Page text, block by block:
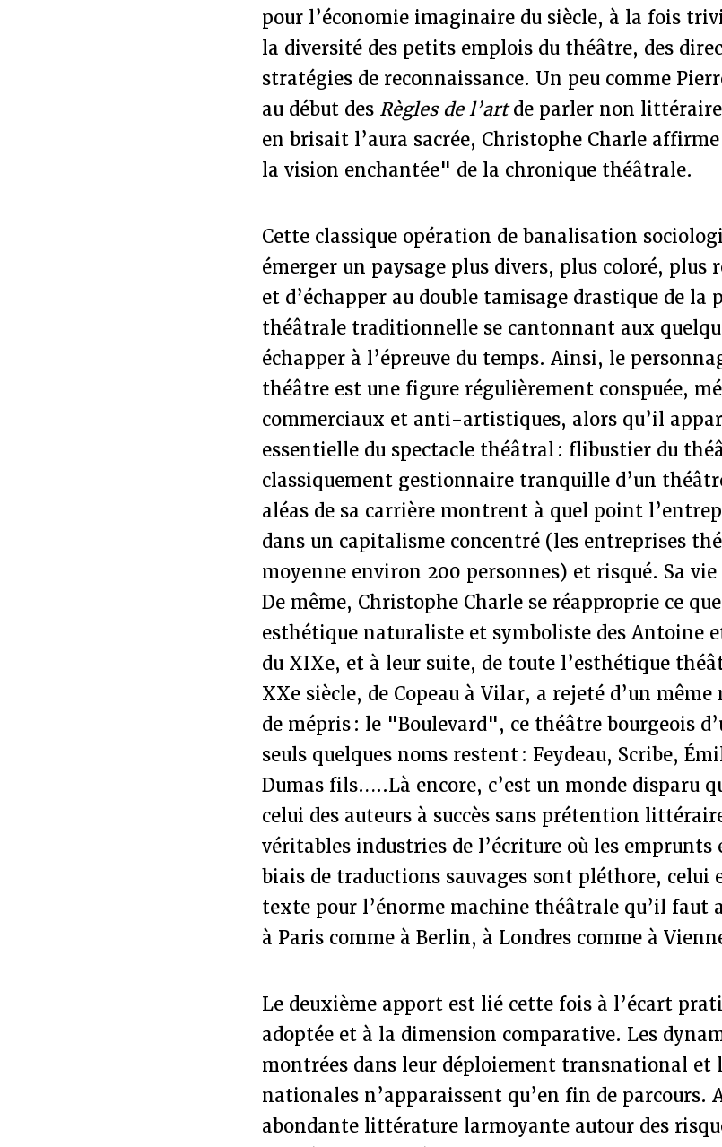
pour l’économie imaginaire du siècle, à la fois
la diversité des petits emplois du théâtre, des
stratégies de reconnaissance. Un peu comme
au début des Règles de l’artde parler non
en brisait l’aura sacrée, Christophe Charle
la vision enchantée" de la chronique théâtrale.
Cette classique opération de banalisation
émerger un paysage plus divers, plus coloré,
et d’échapper au double tamisage drastique de la
théâtrale traditionnelle se cantonnant aux
échapper à l’épreuve du temps. Ainsi, le
théâtre est une figure régulièrement conspuée,
commerciaux et anti-artistiques, alors qu’il
essentielle du spectacle théâtral : flibustier du
classiquement gestionnaire tranquille d’un
aléas de sa carrière montrent à quel point
dans un capitalisme concentré (les entreprises
moyenne environ 200 personnes) et risqué. Sa
De même, Christophe Charle se réapproprie ce
esthétique naturaliste et symboliste des Antoine
du XIXe, et à leur suite, de toute l’esthétique
XXe siècle, de Copeau à Vilar, a rejeté d’un
de mépris : le "Boulevard", ce théâtre bourgeois
seuls quelques noms restent : Feydeau, Scribe,
Dumas fils…..Là encore, c’est un monde disparu
celui des auteurs à succès sans prétention
véritables industries de l’écriture où les
biais de traductions sauvages sont pléthore,
texte pour l’énorme machine théâtrale qu’il faut
à Paris comme à Berlin, à Londres comme à
Le deuxième apport est lié cette fois à l’écart
adoptée et à la dimension comparative. Les
montrées dans leur déploiement transnational et
nationales n’apparaissent qu’en fin de parcours.
abondante littérature larmoyante autour des